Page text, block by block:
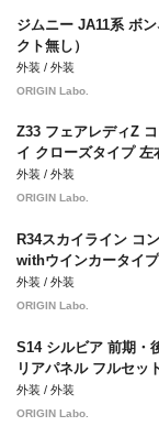
ジムニー JA11系 ボ
クト無し）
外装 / 外装
ORIGIN Labo.
Z33 フェアレディZ
イ クローズタイプ 左
外装 / 外装
ORIGIN Labo.
R34スカイライン コ
withウインカータイ
外装 / 外装
ORIGIN Labo.
S14 シルビア 前期・
リアパネル フルセッ
外装 / 外装
ORIGIN Labo.